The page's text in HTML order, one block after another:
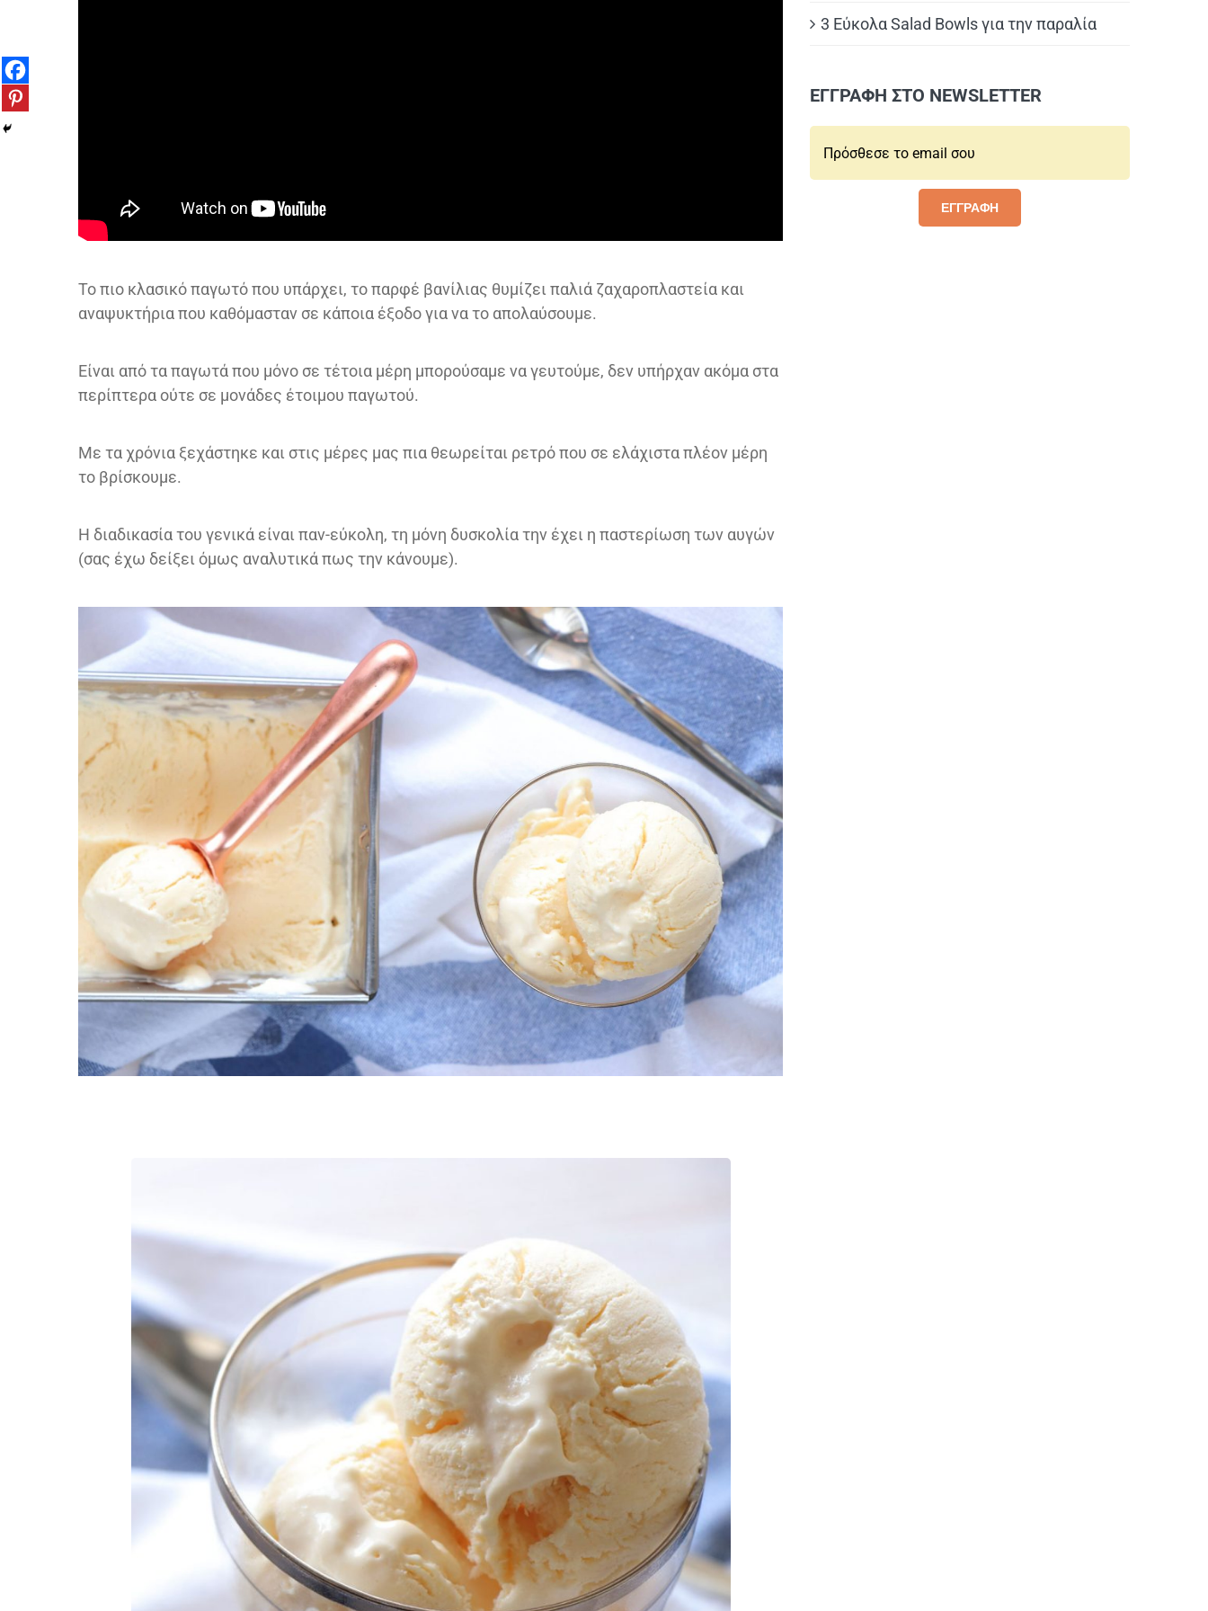
Το πιο κλασικό παγωτό που υπάρχει, το παρφέ βανίλιας θυμίζει παλιά ζαχαροπλαστεία και
αναψυκτήρια που καθόμασταν σε κάποια έξοδο για να το απολαύσουμε.
Είναι από τα παγωτά που μόνο σε τέτοια μέρη μπορούσαμε να γευτούμε, δεν υπήρχαν ακόμα στα
περίπτερα ούτε σε μονάδες έτοιμου παγωτού.
Με τα χρόνια ξεχάστηκε και στις μέρες μας πια θεωρείται ρετρό που σε ελάχιστα πλέον μέρη
το βρίσκουμε.
Η διαδικασία του γενικά είναι παν-εύκολη, τη μόνη δυσκολία την έχει η παστερίωση των αυγών
(σας έχω δείξει όμως αναλυτικά πως την κάνουμε).
3 Εύκολα Salad Bowls για την παραλία
ΕΓΓΡΑΦΗ ΣΤΟ NEWSLETTER
ΕΓΓΡΑΦΗ